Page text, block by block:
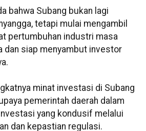
bahwa Subang bukan lagi
tetapi mulai mengambil
pertumbuhan industri masa
dan siap menyambut investor
minat investasi di Subang
pemerintah daerah dalam
yang kondusif melalui
dan kepastian regulasi.